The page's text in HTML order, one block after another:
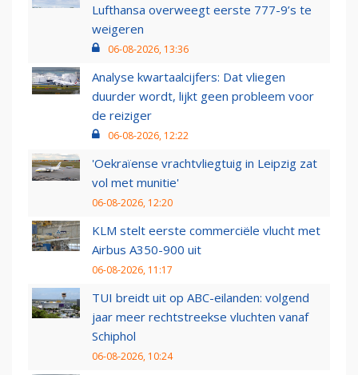
Lufthansa overweegt eerste 777-9’s te
weigeren
06-08-2026, 13:36
Analyse kwartaalcijfers: Dat vliegen
duurder wordt, lijkt geen probleem voor
de reiziger
06-08-2026, 12:22
'Oekraïense vrachtvliegtuig in Leipzig zat
vol met munitie'
06-08-2026, 12:20
KLM stelt eerste commerciële vlucht met
Airbus A350-900 uit
06-08-2026, 11:17
TUI breidt uit op ABC-eilanden: volgend
jaar meer rechtstreekse vluchten vanaf
Schiphol
06-08-2026, 10:24